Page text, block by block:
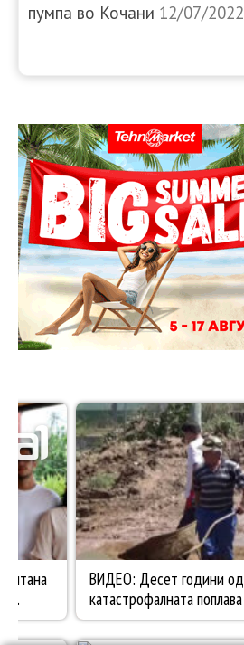
пумпа во Кочани 12/07/2022